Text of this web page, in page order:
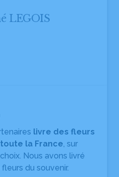
LEGOIS
livre des fleurs
la France, sur
Nous avons livré
du souvenir.